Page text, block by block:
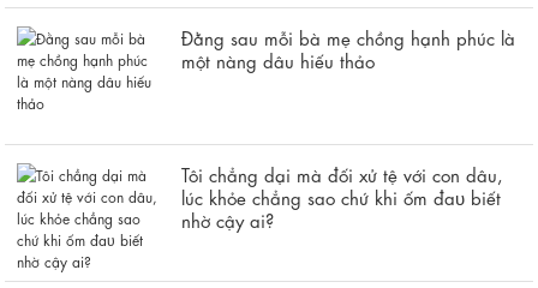
Đằng sau mỗi bà mẹ chồng hạnh phúc là
một nàng dâu hiếu thảo
Tôi chẳng dại mà đối xử tệ với con dâu,
lúc khỏe chẳng sao chứ khi ốm đaᴜ biết
nhờ cậy ai?